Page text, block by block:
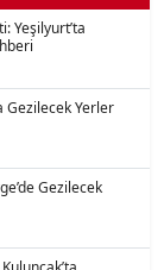
Yeşilyurt’ta
Gezilecek Yerler
Gezilecek